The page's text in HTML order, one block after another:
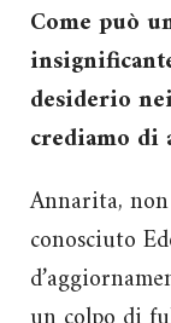
Come può
desiderio
crediamo di
Annarita,
conosciuto